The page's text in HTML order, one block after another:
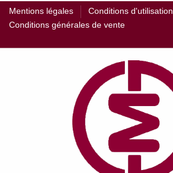
Mentions légales
Conditions d'utilisation
Conditions générales de vente